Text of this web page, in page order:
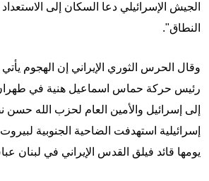
الجيش الإسرائيلي دعا السكان إلى
النطاق".
وقال الحرس الثوري الإيراني إن الهجوم
رئيس حركة حماس اسماعيل هنية في
إلى إسرائيل والأمين العام لحزب الله حسن
إسرائيلية استهدفت الضاحية الجنوبية
يومها قائد فيلق القدس الإيراني في لبنان